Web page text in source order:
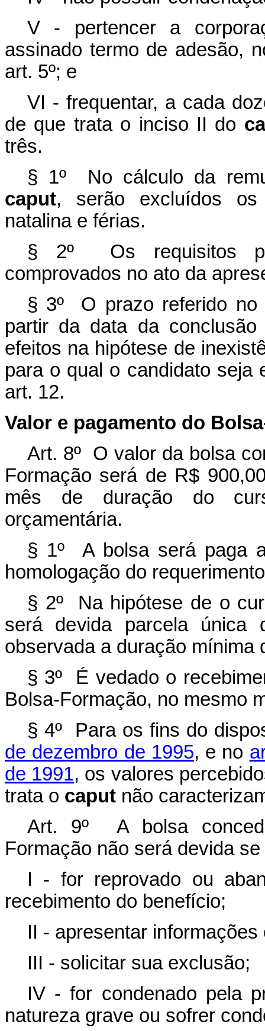
V - pertencer a
assinado termo de adesão,
art. 5º; e
VI - frequentar, a cada
de que trata o inciso II do
três.
§ 1º No cálculo da
caput, serão excluídos os
natalina e férias.
§ 2º Os requisitos
comprovados no ato da
§ 3º O prazo referido
partir da data da
efeitos na hipótese de
para o qual o candidato seja
art. 12.
Valor e pagamento do
Art. 8º O valor da bolsa
Formação será de R$
mês de duração do
orçamentária.
§ 1º A bolsa será paga
homologação do
§ 2º Na hipótese de o
será devida parcela única
observada a duração mínima
§ 3º É vedado o
Bolsa-Formação, no mesmo
§ 4º Para os fins do
de dezembro de 1995, e no
de 1991, os valores
trata o caput não
Art. 9º A bolsa
Formação não será devida
I - for reprovado ou
recebimento do benefício;
II - apresentar
III - solicitar sua exclusão;
IV - for condenado pela
natureza grave ou sofrer